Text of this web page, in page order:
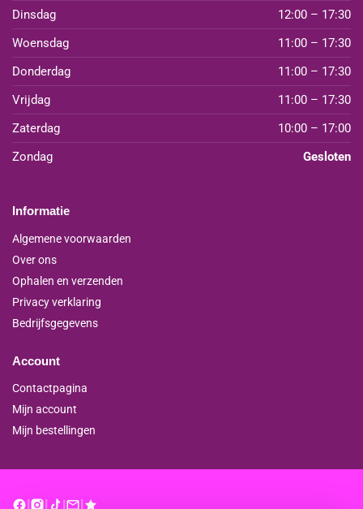
Dinsdag
12:00 – 17:30
Woensdag
11:00 – 17:30
Donderdag
11:00 – 17:30
Vrijdag
11:00 – 17:30
Zaterdag
10:00 – 17:00
Zondag
Gesloten
Informatie
Algemene voorwaarden
Over ons
Ophalen en verzenden
Privacy verklaring
Bedrijfsgegevens
Account
Contactpagina
Mijn account
Mijn bestellingen